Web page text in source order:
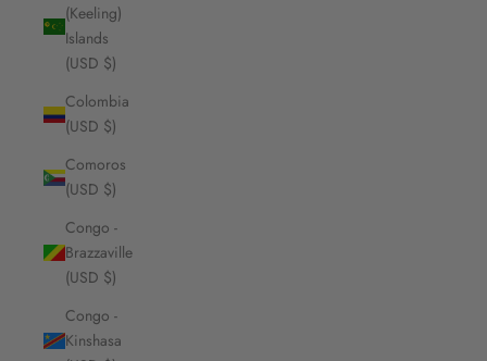
(Keeling)
Islands
(USD $)
Colombia
(USD $)
Comoros
(USD $)
Congo -
Brazzaville
(USD $)
Congo -
Kinshasa